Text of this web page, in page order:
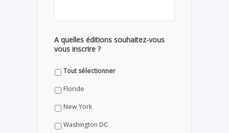
A quelles éditions souhaitez-vous
vous inscrire ?
Tout sélectionner
Floride
New York
Washington DC